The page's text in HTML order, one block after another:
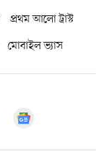
প্রথম আলো ট্রাস্ট
মোবাইল ভ্যাস